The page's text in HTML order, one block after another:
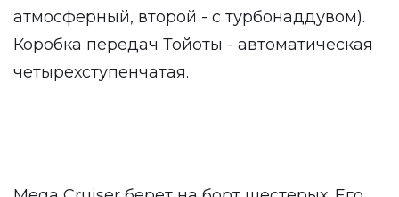
атмосферный, второй - с турбонаддувом).
Коробка передач Тойоты - автоматическая
четырехступенчатая.